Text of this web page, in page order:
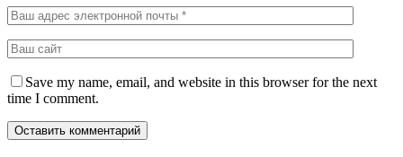
Save my name, email, and website in this browser for the next
time I comment.